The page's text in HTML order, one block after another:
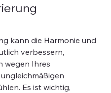
kann die Harmonie und
verbessern,
wegen Ihres
Es ist wichtig,